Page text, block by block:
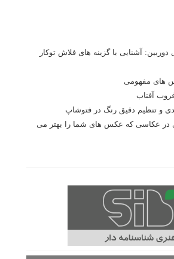
آشنایی با گزینه های فلاش توکار
های مفهومی
آفتاب
در عکاسی که عکس های شما را بهتر می